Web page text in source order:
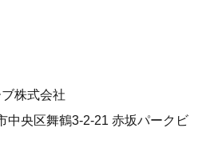
株式会社
央区舞鶴3-2-21 赤坂パークビ